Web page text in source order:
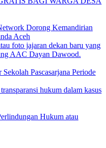
Dorong Kemandirian
Aceh
Pascasarjana Periode
Hukum atau